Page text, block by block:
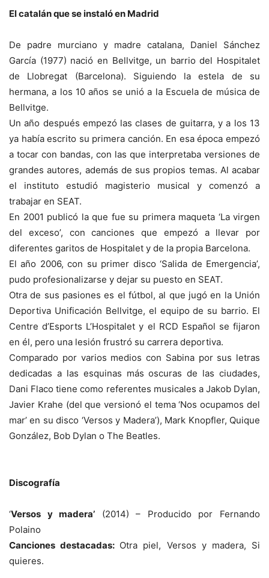
El catalán que se instaló en Madrid
De padre murciano y madre catalana, Daniel Sánchez
García (1977) nació en Bellvitge, un barrio del Hospitalet
de Llobregat (Barcelona). Siguiendo la estela de su
hermana, a los 10 años se unió a la Escuela de música de
Bellvitge.
Un año después empezó las clases de guitarra, y a los 13
ya había escrito su primera canción. En esa época empezó
a tocar con bandas, con las que interpretaba versiones de
grandes autores, además de sus propios temas. Al acabar
el instituto estudió magisterio musical y comenzó a
trabajar en SEAT.
En 2001 publicó la que fue su primera maqueta ‘La virgen
del exceso’, con canciones que empezó a llevar por
diferentes garitos de Hospitalet y de la propia Barcelona.
El año 2006, con su primer disco ‘Salida de Emergencia’,
pudo profesionalizarse y dejar su puesto en SEAT.
Otra de sus pasiones es el fútbol, al que jugó en la Unión
Deportiva Unificación Bellvitge, el equipo de su barrio. El
Centre d’Esports L’Hospitalet y el RCD Español se fijaron
en él, pero una lesión frustró su carrera deportiva.
Comparado por varios medios con Sabina por sus letras
dedicadas a las esquinas más oscuras de las ciudades,
Dani Flaco tiene como referentes musicales a Jakob Dylan,
Javier Krahe (del que versionó el tema ‘Nos ocupamos del
mar’ en su disco ‘Versos y Madera’), Mark Knopfler, Quique
González, Bob Dylan o The Beatles.
Discografía
‘Versos y madera’ (2014) – Producido por Fernando
Polaino
Canciones destacadas: Otra piel, Versos y madera, Si
quieres.